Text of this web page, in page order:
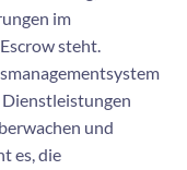
im
steht.
Dienstleistungen
und
es, die